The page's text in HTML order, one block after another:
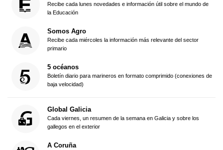
Recibe cada lunes novedades e información útil sobre el mundo de
la Educación
Somos Agro
Recibe cada miércoles la información más relevante del sector
primario
5 océanos
Boletín diario para marineros en formato comprimido (conexiones de
baja velocidad)
Global Galicia
Cada viernes, un resumen de la semana en Galicia y sobre los
gallegos en el exterior
A Coruña